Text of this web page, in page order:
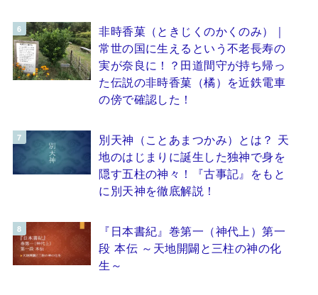
非時香菓（ときじくのかくのみ）｜
常世の国に生えるという不老長寿の
実が奈良に！？田道間守が持ち帰っ
た伝説の非時香菓（橘）を近鉄電車
の傍で確認した！
別天神（ことあまつかみ）とは？ 天
地のはじまりに誕生した独神で身を
隠す五柱の神々！『古事記』をもと
に別天神を徹底解説！
『日本書紀』巻第一（神代上）第一
段 本伝 ～天地開闢と三柱の神の化
生～